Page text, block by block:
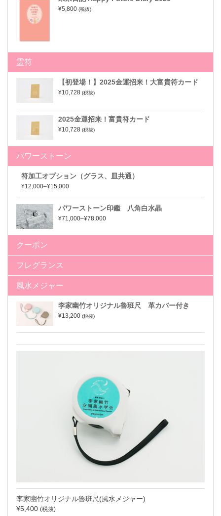
¥5,800 (税抜)
霊符
【初登場！】2025金運招来！大富貴符カード
¥10,728 (税抜)
2025金運招来！富貴符カード
¥10,728 (税抜)
パワーストーン
符加工オプション（グラス、皿共通）
¥12,000–¥15,000
パワーストーン印鑑 八角白水晶
¥71,000–¥78,000
クーポン
フレグランス
風水メジャー
李家幽竹オリジナル魯班尺 革カバー付き
¥13,200 (税抜)
李家幽竹オリジナル魯班尺(風水メジャー)
¥5,400 (税抜)